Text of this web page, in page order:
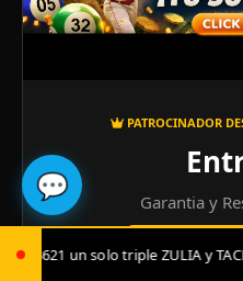
hoy sale: LOTERIA al
PATROCINADOR
Garantia y
ENTRAR AL
💬